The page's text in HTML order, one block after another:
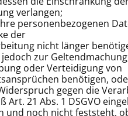
verlangen;
personenbezogenen
der
nicht länger
jedoch zur
oder Verteidigung von
benötigen,
gegen die
Art. 21 Abs. 1 DSGVO
und noch nicht feststeht,